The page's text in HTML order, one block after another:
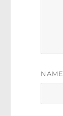
NAME